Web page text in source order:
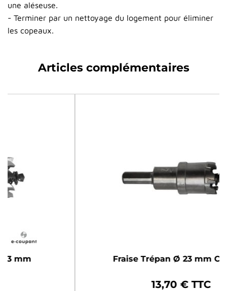
une aléseuse.
- Terminer par un nettoyage du logement pour éliminer
les copeaux.
Articles complémentaires
Fraise Trépan Ø 23 mm Carbure